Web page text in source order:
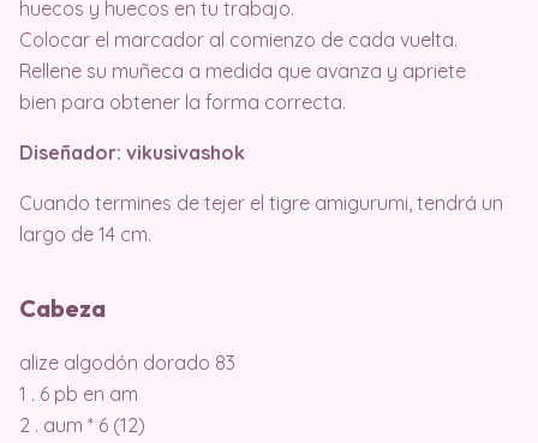
huecos y huecos en tu trabajo.
Colocar el marcador al comienzo de cada vuelta.
Rellene su muñeca a medida que avanza y apriete
bien para obtener la forma correcta.
Diseñador: vikusivashok
Cuando termines de tejer el tigre amigurumi, tendrá un
largo de 14 cm.
Cabeza
alize algodón dorado 83
1 . 6 pb en am
2 . aum * 6 (12)